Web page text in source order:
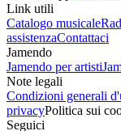
Link utili
Catalogo musicale
assistenzaContattaci
Jamendo
Jamendo per artisti
Note legali
Condizioni generali
privacyPolitica sui
Seguici